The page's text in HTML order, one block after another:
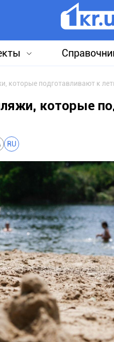
которые подготавливают к
которые
RU